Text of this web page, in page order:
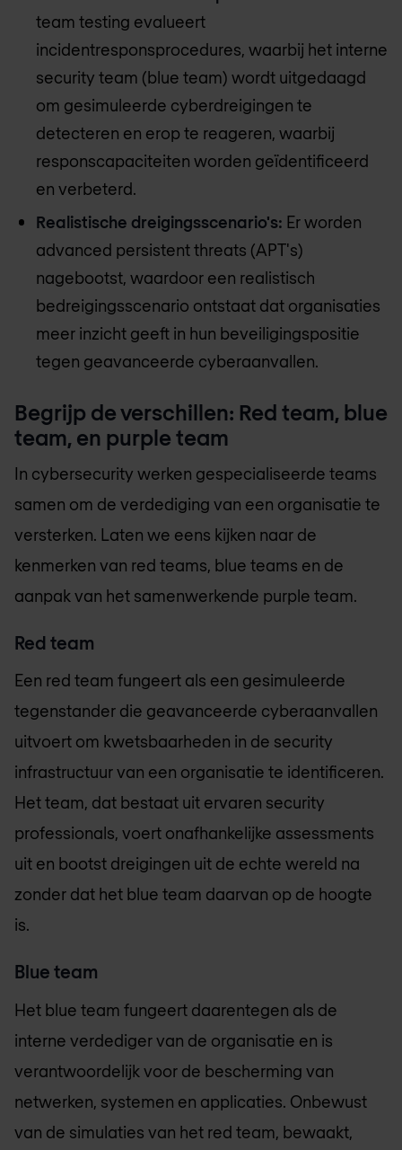
team testing evalueert
incidentresponsprocedures, waarbij het interne
security team (blue team) wordt uitgedaagd
om gesimuleerde cyberdreigingen te
detecteren en erop te reageren, waarbij
responscapaciteiten worden geïdentificeerd
en verbeterd.
Realistische dreigingsscenario's: Er worden
advanced persistent threats (APT's)
nagebootst, waardoor een realistisch
bedreigingsscenario ontstaat dat organisaties
meer inzicht geeft in hun beveiligingspositie
tegen geavanceerde cyberaanvallen.
Begrijp de verschillen: Red team, blue
team, en purple team
In cybersecurity werken gespecialiseerde teams
samen om de verdediging van een organisatie te
versterken. Laten we eens kijken naar de
kenmerken van red teams, blue teams en de
aanpak van het samenwerkende purple team.
Red team
Een red team fungeert als een gesimuleerde
tegenstander die geavanceerde cyberaanvallen
uitvoert om kwetsbaarheden in de security
infrastructuur van een organisatie te identificeren.
Het team, dat bestaat uit ervaren security
professionals, voert onafhankelijke assessments
uit en bootst dreigingen uit de echte wereld na
zonder dat het blue team daarvan op de hoogte
is.
Blue team
Het blue team fungeert daarentegen als de
interne verdediger van de organisatie en is
verantwoordelijk voor de bescherming van
netwerken, systemen en applicaties. Onbewust
van de simulaties van het red team, bewaakt,